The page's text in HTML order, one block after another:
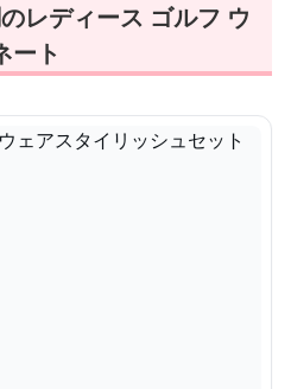
レディース ゴルフ ウ
ート